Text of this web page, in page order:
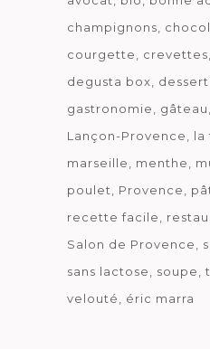
champignons
courgette
crevettes
degusta box
dessert
gastronomie
gâteau
Lançon-Provence
la
marseille
menthe
poulet
Provence
recette facile
Salon de Provence
sans lactose
soupe
velouté
éric marra